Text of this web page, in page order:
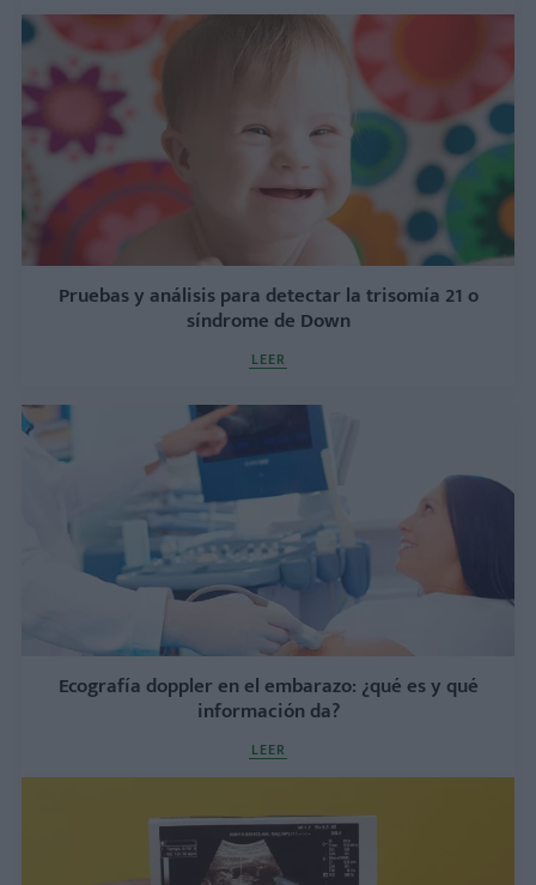
Pruebas y análisis para detectar la trisomía 21 o
síndrome de Down
LEER
Ecografía doppler en el embarazo: ¿qué es y qué
información da?
LEER